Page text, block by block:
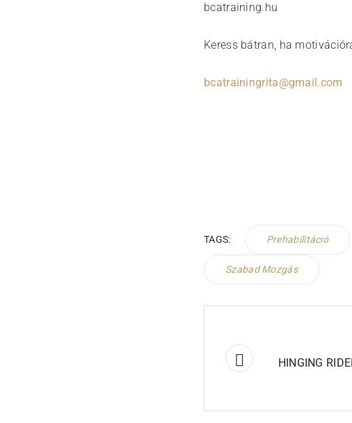
bcatraining.hu
Keress bátran, ha
bcatrainingrita@gmail.com
TAGS: Prehabilitáció
Szabad Mozgás
HINGING